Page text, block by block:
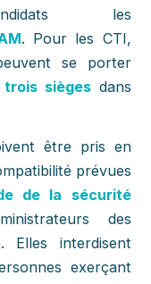
les
. Pour les CTI,
se porter
trois siègesdans
être pris en
prévues
de la sécurité
des
Elles interdisent
exerçant